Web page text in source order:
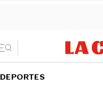
DEPORTES